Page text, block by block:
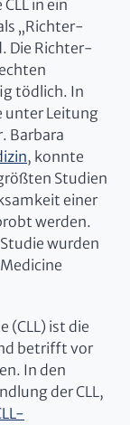
in ein
„Richter-
Die Richter-
tödlich. In
unter Leitung
Barbara
, konnte
Studien
einer
werden.
wurden
(CLL) ist die
betrifft vor
In den
der CLL,